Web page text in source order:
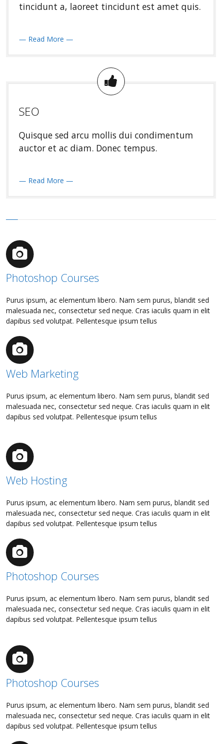
tincidunt a, laoreet tincidunt est amet quis.
— Read More —
SEO
Quisque sed arcu mollis dui condimentum
auctor et ac diam. Donec tempus.
— Read More —
Photoshop Courses
Purus ipsum, ac elementum libero. Nam sem purus, blandit sed
malesuada nec, consectetur sed neque. Cras iaculis quam in elit
dapibus sed volutpat. Pellentesque ipsum tellus
Web Marketing
Purus ipsum, ac elementum libero. Nam sem purus, blandit sed
malesuada nec, consectetur sed neque. Cras iaculis quam in elit
dapibus sed volutpat. Pellentesque ipsum tellus
Web Hosting
Purus ipsum, ac elementum libero. Nam sem purus, blandit sed
malesuada nec, consectetur sed neque. Cras iaculis quam in elit
dapibus sed volutpat. Pellentesque ipsum tellus
Photoshop Courses
Purus ipsum, ac elementum libero. Nam sem purus, blandit sed
malesuada nec, consectetur sed neque. Cras iaculis quam in elit
dapibus sed volutpat. Pellentesque ipsum tellus
Photoshop Courses
Purus ipsum, ac elementum libero. Nam sem purus, blandit sed
malesuada nec, consectetur sed neque. Cras iaculis quam in elit
dapibus sed volutpat. Pellentesque ipsum tellus